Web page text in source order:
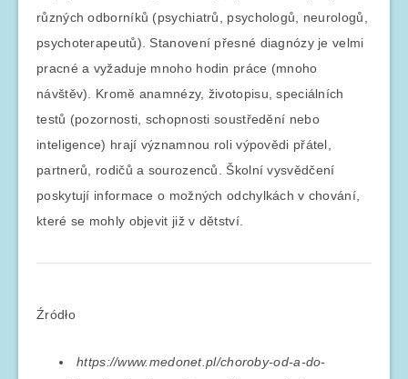
různých odborníků (psychiatrů, psychologů, neurologů,
psychoterapeutů). Stanovení přesné diagnózy je velmi
pracné a vyžaduje mnoho hodin práce (mnoho
návštěv). Kromě anamnézy, životopisu, speciálních
testů (pozornosti, schopnosti soustředění nebo
inteligence) hrají významnou roli výpovědi přátel,
partnerů, rodičů a sourozenců. Školní vysvědčení
poskytují informace o možných odchylkách v chování,
které se mohly objevit již v dětství.
Źródło
https://www.medonet.pl/choroby-od-a-do-